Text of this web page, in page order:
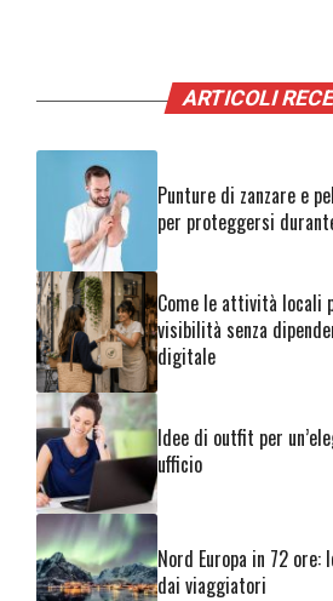
ARTICOLI
Punture di zanzare e
per proteggersi
Come le attività locali
visibilità senza
digitale
Idee di outfit per
ufficio
Nord Europa in 72
dai viaggiatori